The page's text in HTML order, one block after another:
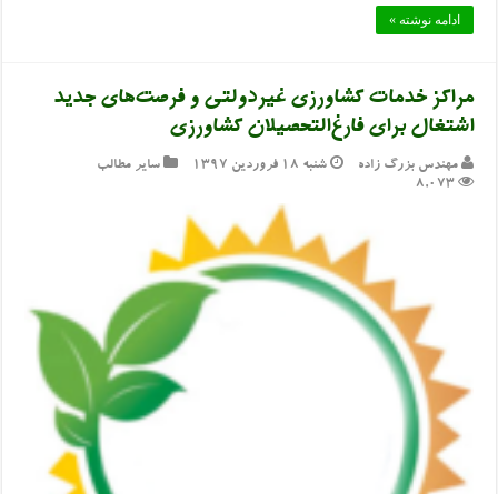
ادامه نوشته »
مراکز خدمات کشاورزی غیردولتی و فرصت‌های جدید
اشتغال برای فارغ‌التحصیلان کشاورزی
مهندس بزرگ زاده شنبه ۱۸ فروردین ۱۳۹۷
سایر مطالب
8,073